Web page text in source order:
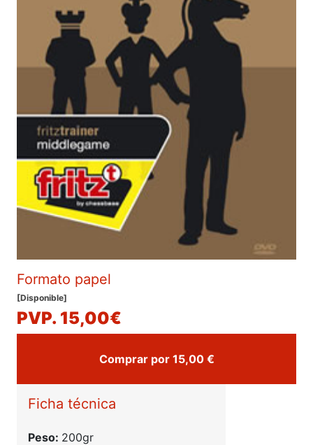
Formato papel
[Disponible]
PVP. 15,00€
Comprar por 15,00 €
Ficha técnica
Peso: 200gr